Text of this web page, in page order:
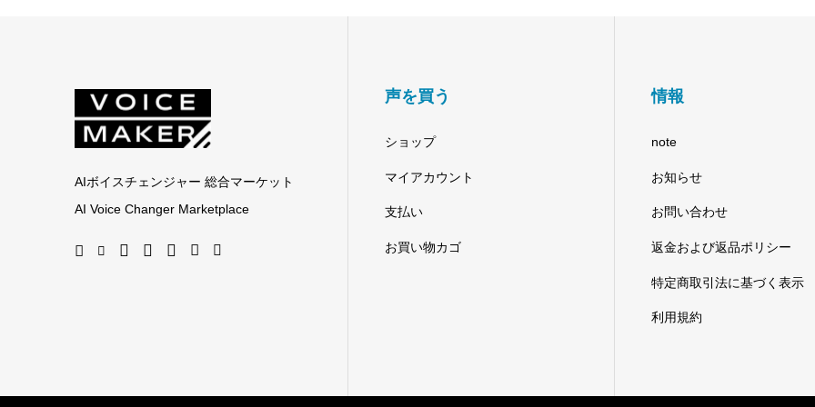
AIボイスチェンジャー 総合マーケット
AI Voice Changer Marketplace
声を買う
ショップ
マイアカウント
支払い
お買い物カゴ
情報
note
お知らせ
お問い合わせ
返金および返品ポリシー
特定商取引法に基づく表示
利用規約